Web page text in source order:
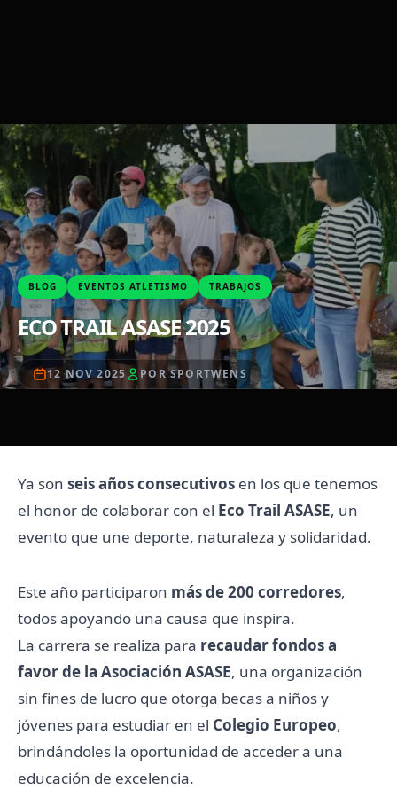
BLOG EVENTOS ATLETISMO TRABAJOS
ECO TRAIL ASASE 2025
12 NOV 2025 POR SPORTWENS
Ya son seis años consecutivos en los que tenemos
el honor de colaborar con el Eco Trail ASASE, un
evento que une deporte, naturaleza y solidaridad.
Este año participaron más de 200 corredores,
todos apoyando una causa que inspira.
La carrera se realiza para recaudar fondos a
favor de la Asociación ASASE, una organización
sin fines de lucro que otorga becas a niños y
jóvenes para estudiar en el Colegio Europeo,
brindándoles la oportunidad de acceder a una
educación de excelencia.